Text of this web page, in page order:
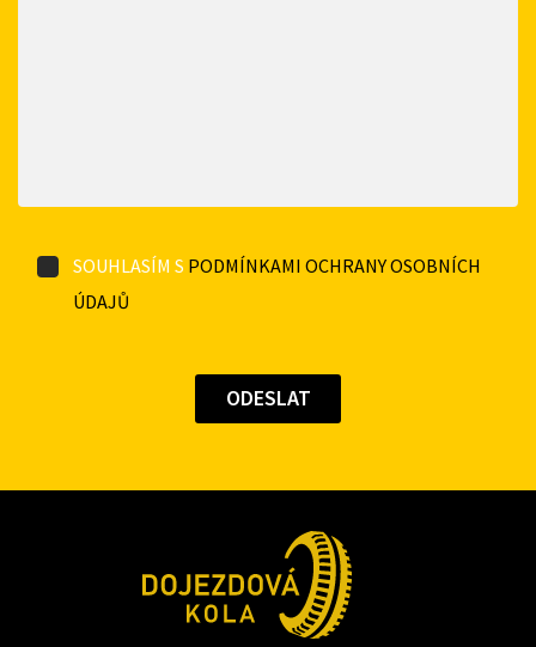
SOUHLASÍM S PODMÍNKAMI OCHRANY OSOBNÍCH
ÚDAJŮ